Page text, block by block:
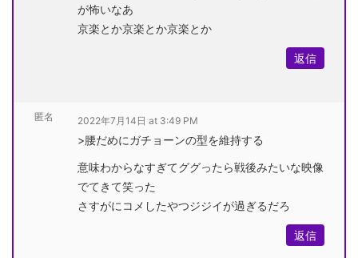
が怖いなあ
京楽とか京楽とか京楽とか
返信
匿名 2022年7月14日 at 3:49 PM
>腰だめにガチョーンの型を維持する
意味わからなすぎてググったら戦後みたいな映像
でてきて笑った
さすがにコメしたやつジジイが過ぎるだろ
返信